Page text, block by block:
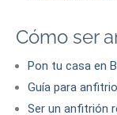
Cómo ser
Pon tu casa en
Guía para
Ser un anfitrión